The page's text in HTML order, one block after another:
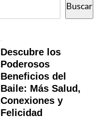
Buscar
Descubre los
Poderosos
Beneficios del
Baile: Más Salud,
Conexiones y
Felicidad